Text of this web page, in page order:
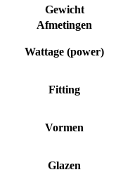
Gewicht
Afmetingen
Wattage (power)
Fitting
Vormen
Glazen